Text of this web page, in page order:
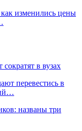
изменились цены
в вузах
перевестись в
названы три